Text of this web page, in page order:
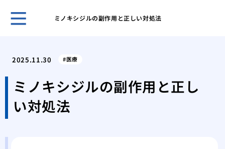
ミノキシジルの副作用と正しい対処法
2025.11.30 医療
ミノキシジルの副作用と正し
い対処法